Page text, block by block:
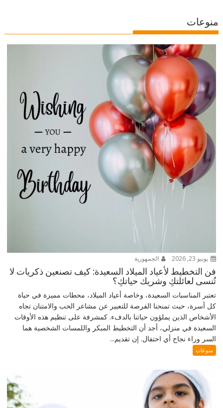
منوعات
يونيو 23, 2026 الجمهورية
فن التخطيط لأعياد الميلاد السعيدة: كيف تصنعين ذكريات لا
تُنسى لعائلتكِ وشريك حياتكِ؟
تعتبر المناسبات السعيدة، وخاصة أعياد الميلاد، محطات مميزة في حياة
كل أسرة، حيث تمنحنا الفرصة للتعبير عن مشاعر الحب والامتنان تجاه
الأشخاص الذين يملؤون حياتنا بالدفء. كمشرفة على تنظيم هذه الأوقات
السعيدة في منزلي، أجد أن التخطيط المبكر واللمسات الشخصية هما
السر وراء نجاح أي احتفال. إن تقديم...
منوعات